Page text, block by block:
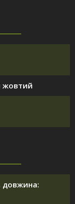
жовтий
довжина: